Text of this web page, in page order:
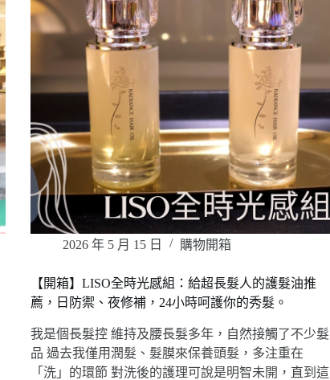
2026 年 5 月 15 日 購物開箱
【開箱】LISO全時光感組：給超長髮人的護髮油推
薦，日防禦、夜修補，24小時呵護你的秀髮。
我是個長髮控 維持及腰長髮多年，自然接觸了不少髮
品 過去我僅用潤髮、髮膜來保養頭髮，多注重在
「洗」的環節 對洗後的護理可說是明智未開，直到這